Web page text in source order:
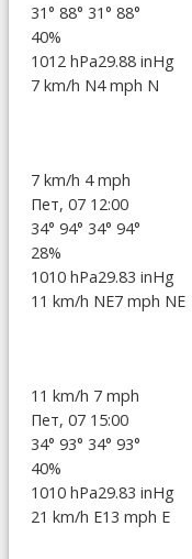
31° 88° 31° 88°
40%
1012 hPa29.88 inHg
7 km/h N4 mph N
7 km/h 4 mph
Пет, 07 12:00
34° 94° 34° 94°
28%
1010 hPa29.83 inHg
11 km/h NE7 mph NE
11 km/h 7 mph
Пет, 07 15:00
34° 93° 34° 93°
40%
1010 hPa29.83 inHg
21 km/h E13 mph E